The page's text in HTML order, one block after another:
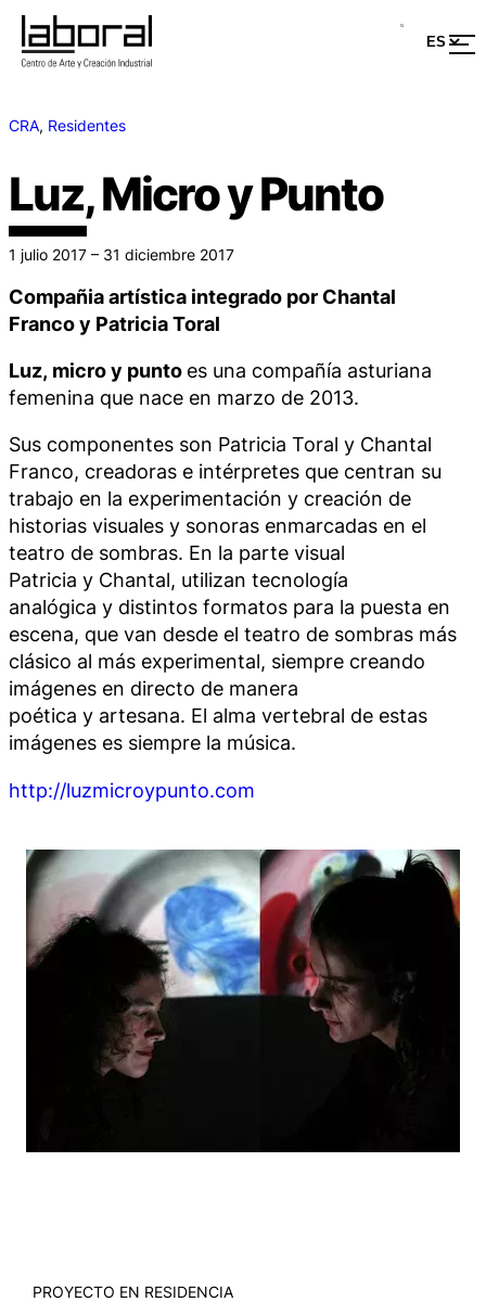
CRA, Residentes
Luz, Micro y Punto
1 julio 2017 – 31 diciembre 2017
Compañia artística integrado por Chantal
Franco y Patricia Toral
Luz, micro y punto es una compañía asturiana
femenina que nace en marzo de 2013.
Sus componentes son Patricia Toral y Chantal
Franco, creadoras e intérpretes que centran su
trabajo en la experimentación y creación de
historias visuales y sonoras enmarcadas en el
teatro de sombras. En la parte visual
Patricia y Chantal, utilizan tecnología
analógica y distintos formatos para la puesta en
escena, que van desde el teatro de sombras más
clásico al más experimental, siempre creando
imágenes en directo de manera
poética y artesana. El alma vertebral de estas
imágenes es siempre la música.
http://luzmicroypunto.com
PROYECTO EN RESIDENCIA